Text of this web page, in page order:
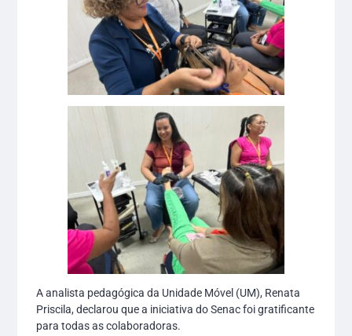
A analista pedagógica da Unidade Móvel (UM), Renata
Priscila, declarou que a iniciativa do Senac foi gratificante
para todas as colaboradoras.